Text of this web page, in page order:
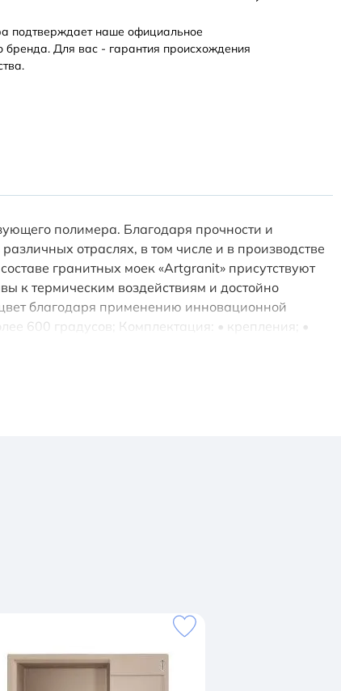
подтверждает наше официальное
бренда. Для вас - гарантия происхождения
полимера. Благодаря прочности и
отраслях, в том числе и в производстве
гранитных моек «Artgranit» присутствуют
к термическим воздействиям и достойно
благодаря применению инновационной
600 градусов; Комплектация: • крепления; •